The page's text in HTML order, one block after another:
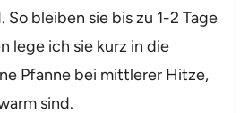
bleiben sie bis zu 1-2 Tage
lege ich sie kurz in die
Pfanne bei mittlerer Hitze,
sind.